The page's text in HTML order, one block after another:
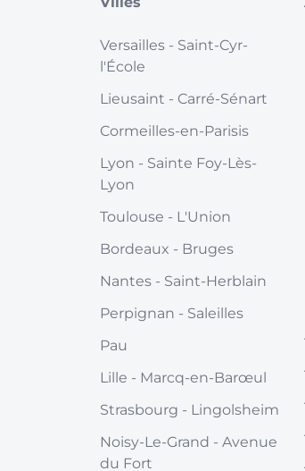
Versailles - Saint-Cyr-
l'École
Lieusaint - Carré-Sénart
Cormeilles-en-Parisis
Lyon - Sainte Foy-Lès-
Lyon
Toulouse - L'Union
Bordeaux - Bruges
Nantes - Saint-Herblain
Perpignan - Saleilles
Pau
Lille - Marcq-en-Barœul
Strasbourg - Lingolsheim
Noisy-Le-Grand - Avenue
du Fort